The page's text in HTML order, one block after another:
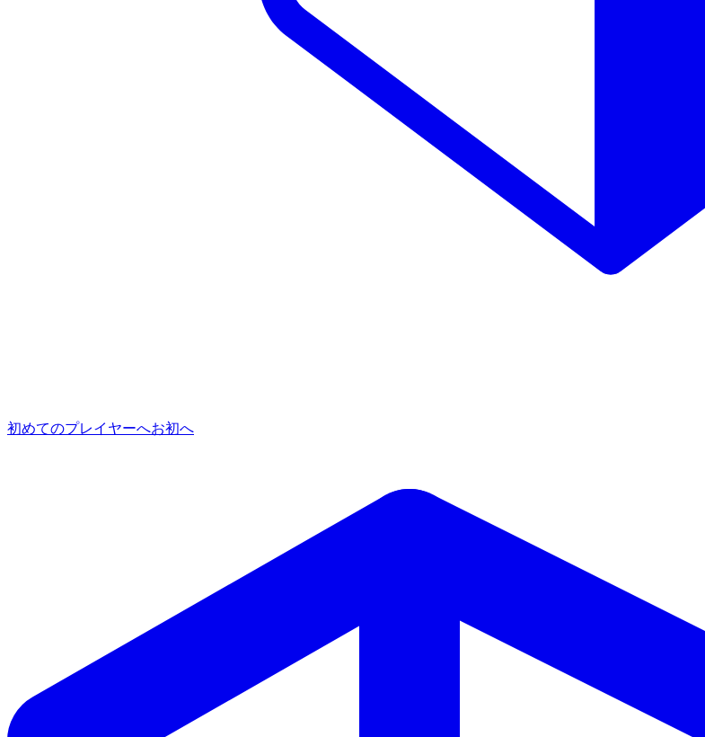
初めてのプレイヤーへお初へ